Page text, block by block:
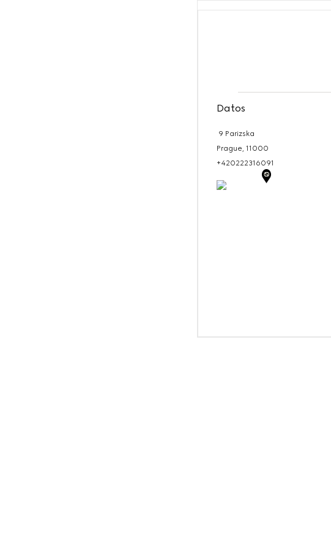
Datos
9 Parizska
Prague, 11000
+420222316091